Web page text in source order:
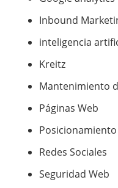
Inbound
inteligencia
Kreitz
Mantenimiento
Páginas Web
Posicionamiento
Redes Sociales
Seguridad Web